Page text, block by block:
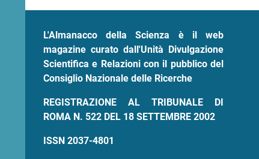
L'Almanacco della Scienza è il web
magazine curato dall'Unità Divulgazione
Scientifica e Relazioni con il pubblico del
Consiglio Nazionale delle Ricerche
REGISTRAZIONE AL TRIBUNALE DI
ROMA N. 522 DEL 18 SETTEMBRE 2002
ISSN 2037-4801